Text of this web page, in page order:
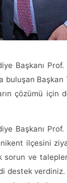
Başkanı
Başkan
çözümü için
Başkanı
ilçesini
ve
destek